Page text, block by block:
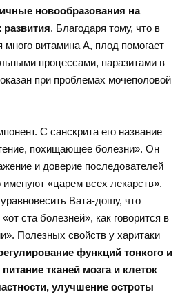
новообразования на
. Благодаря тому, что в
много витамина А, плод помогает
процессами, паразитами в
при проблемах мочеполовой
С санскрита его название
похищающее болезни». Он
и доверие последователей
«царем всех лекарств».
Вата-дошу, что
ста болезней», как говорится в
Полезных свойств у харитаки
функций тонкого и
тканей мозга и клеток
улучшение остроты